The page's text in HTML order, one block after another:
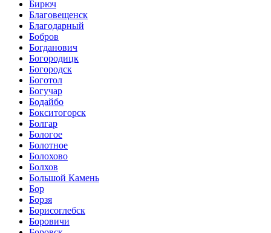
Бирюч
Благовещенск
Благодарный
Бобров
Богданович
Богородицк
Богородск
Боготол
Богучар
Бодайбо
Бокситогорск
Болгар
Бологое
Болотное
Болохово
Болхов
Большой Камень
Бор
Борзя
Борисоглебск
Боровичи